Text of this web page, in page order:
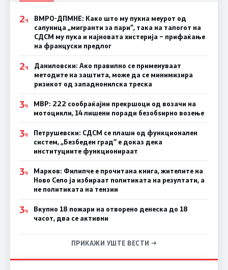
2Ч
ВМРО-ДПМНЕ: Како што му пукна меурот од
сапуница „мигранти за пари“, така на талогот на
СДСМ му пука и најновата хистерија – прифаќање
на француски предлог
2Ч
Даниловски: Ако правилно се применуваат
методите на заштита, може да се минимизира
ризикот од западнонилска треска
3Ч
МВР: 222 сообраќајни прекршоци од возачи на
мотоцикли, 14 лишени поради безобѕирно возење
3Ч
Петрушевски: СДСМ се плаши од функционален
систем, „Безбеден град“ е доказ дека
институциите функционираат
3Ч
Марков: Филипче е прочитана книга, жителите на
Ново Село ја избираат политиката на резултати, а
не политиката на тензии
3Ч
Вкупно 18 пожари на отворено денеска до 18
часот, два се активни
ПРИКАЖИ УШТЕ ВЕСТИ →